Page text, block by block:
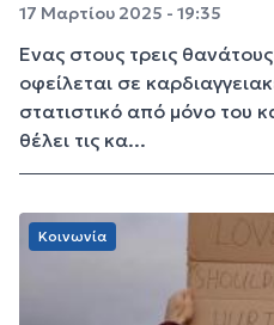
17 Μαρτίου 2025 - 19:35
Ένας στους τρεις
οφείλεται σε
στατιστικό από μόνο του
θέλει τις κα...
Κοινωνία